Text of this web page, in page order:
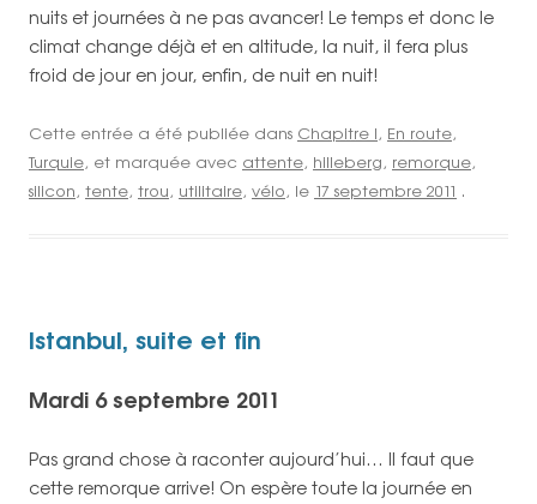
nuits et journées à ne pas avancer! Le temps et donc le
climat change déjà et en altitude, la nuit, il fera plus
froid de jour en jour, enfin, de nuit en nuit!
Cette entrée a été publiée dans Chapitre I, En route,
Turquie, et marquée avec attente, hilleberg, remorque,
silicon, tente, trou, utilitaire, vélo, le 17 septembre 2011 .
Istanbul, suite et fin
Mardi 6 septembre 2011
Pas grand chose à raconter aujourd’hui… Il faut que
cette remorque arrive! On espère toute la journée en